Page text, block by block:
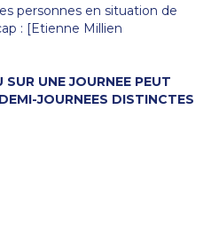
personnes en situation de
: [Etienne Millien
UNE JOURNEE PEUT
JOURNEES DISTINCTES